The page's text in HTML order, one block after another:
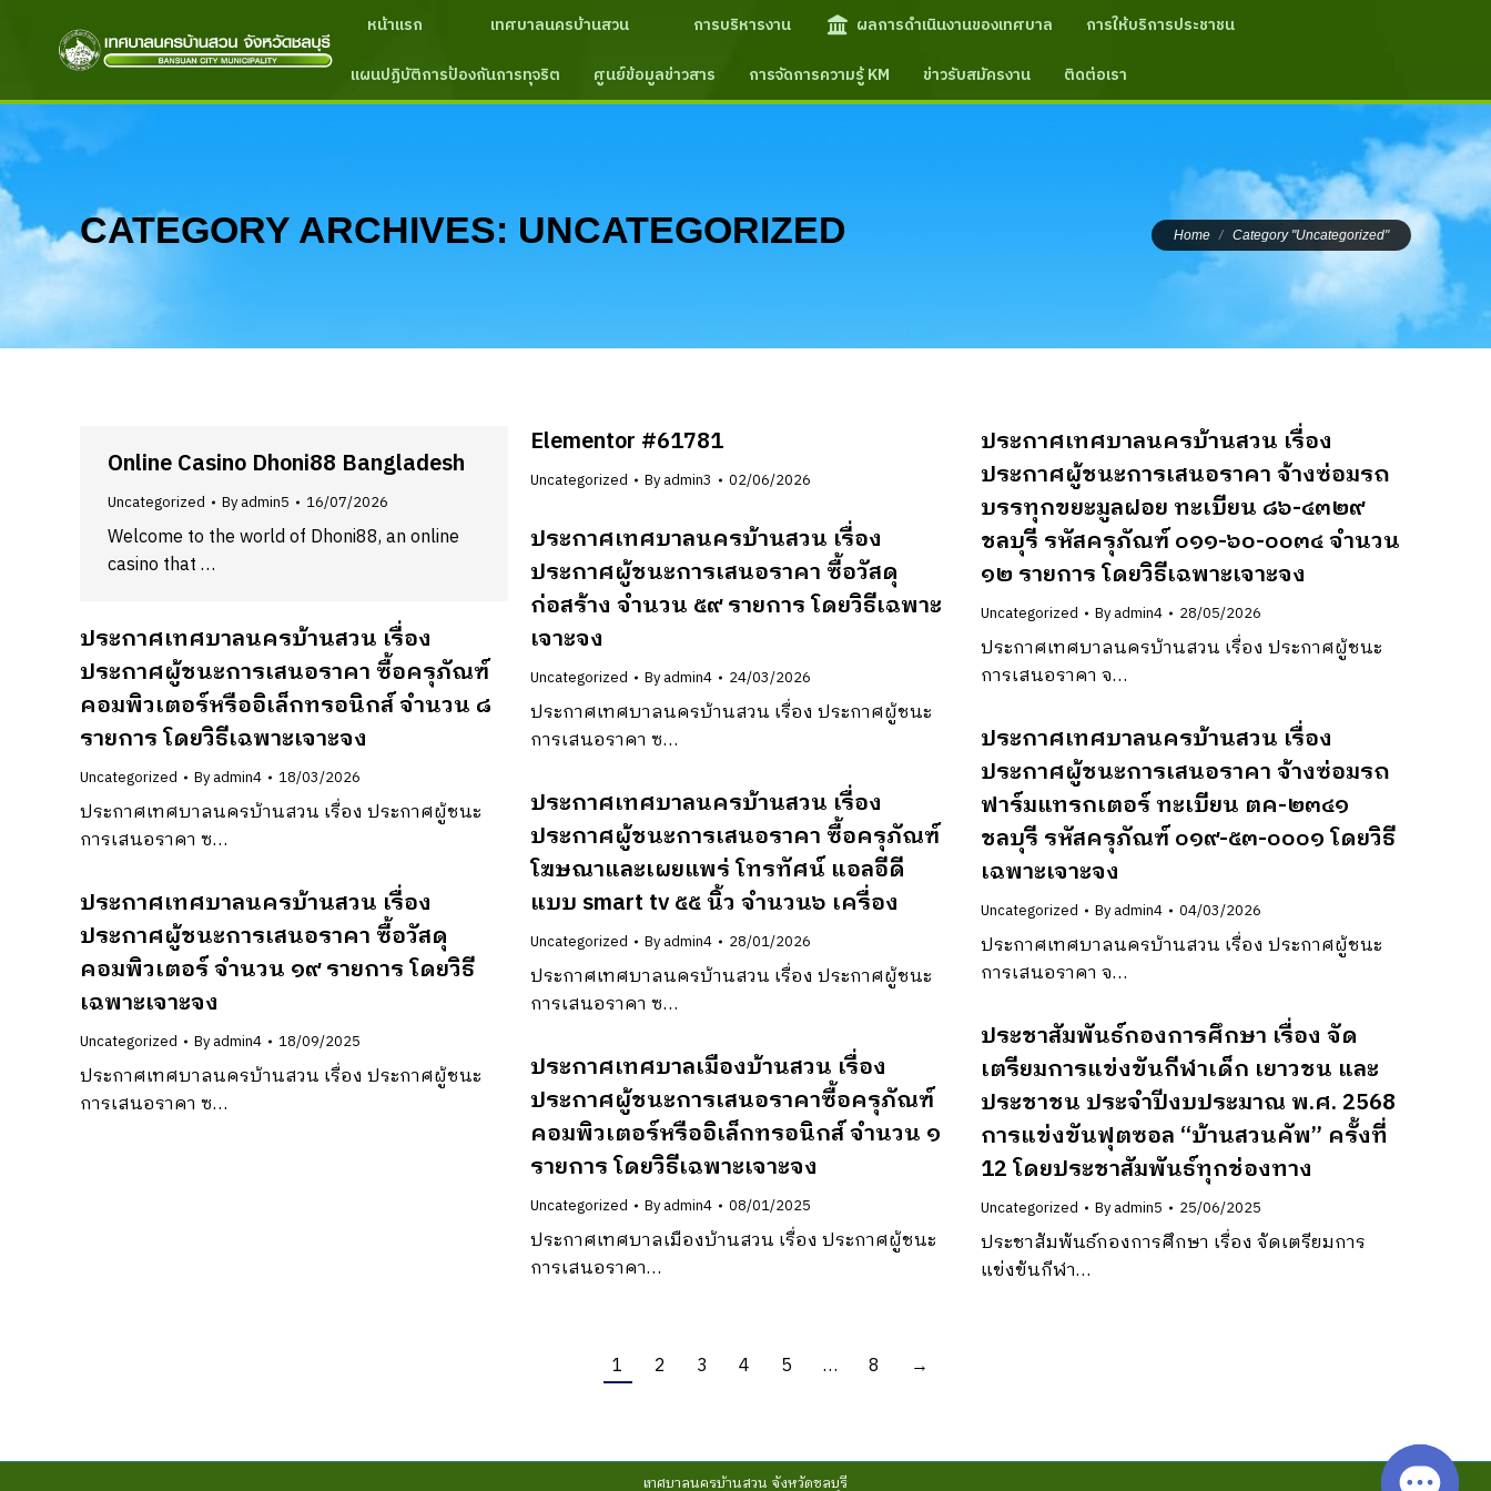
หน้าแรก เทศบาลนครบ้านสวน การบริหารงาน ผลการดำเนินงานของเทศบาล
การให้บริการประชาชน
แผนปฏิบัติการป้องกันการทุจริต
ศูนย์ข้อมูลข่าวสาร การจัดการความรู้ KM ข่าวรับสมัครงาน ติดต่อเรา
CATEGORY ARCHIVES: UNCATEGORIZED You are here:
Home Category "Uncategorized"
Online Casino Dhoni88 Bangladesh
Uncategorized Byadmin5 16/07/2026
Welcome to the world of Dhoni88, an online
casino that …
Elementor #61781
Uncategorized Byadmin3 02/06/2026
ประกาศเทศบาลนครบ้านสวน เรื่อง
ประกาศผู้ชนะการเสนอราคา จ้างซ่อมรถ
บรรทุกขยะมูลฝอย ทะเบียน ๘๖-๔๓๒๙
ชลบุรี รหัสครุภัณฑ์ ๐๑๑-๖๐-๐๐๓๔ จำนวน
๑๒ รายการ โดยวิธีเฉพาะเจาะจง
Uncategorized Byadmin4 28/05/2026
ประกาศเทศบาลนครบ้านสวน เรื่อง ประกาศผู้ชนะ
การเสนอราคา จ…
ประกาศเทศบาลนครบ้านสวน เรื่อง
ประกาศผู้ชนะการเสนอราคา ซื้อวัสดุ
ก่อสร้าง จำนวน ๕๙ รายการ โดยวิธีเฉพาะ
เจาะจง
Uncategorized Byadmin4 24/03/2026
ประกาศเทศบาลนครบ้านสวน เรื่อง ประกาศผู้ชนะ
การเสนอราคา ซ…
ประกาศเทศบาลนครบ้านสวน เรื่อง
ประกาศผู้ชนะการเสนอราคา ซื้อครุภัณฑ์
คอมพิวเตอร์หรืออิเล็กทรอนิกส์ จำนวน ๘
รายการ โดยวิธีเฉพาะเจาะจง
Uncategorized Byadmin4 18/03/2026
ประกาศเทศบาลนครบ้านสวน เรื่อง ประกาศผู้ชนะ
การเสนอราคา ซ…
ประกาศเทศบาลนครบ้านสวน เรื่อง
ประกาศผู้ชนะการเสนอราคา จ้างซ่อมรถ
ฟาร์มแทรกเตอร์ ทะเบียน ตค-๒๓๔๑
ชลบุรี รหัสครุภัณฑ์ ๐๑๙-๕๓-๐๐๐๑ โดยวิธี
เฉพาะเจาะจง
Uncategorized Byadmin4 04/03/2026
ประกาศเทศบาลนครบ้านสวน เรื่อง ประกาศผู้ชนะ
การเสนอราคา จ…
ประกาศเทศบาลนครบ้านสวน เรื่อง
ประกาศผู้ชนะการเสนอราคา ซื้อครุภัณฑ์
โฆษณาและเผยแพร่ โทรทัศน์ แอลอีดี
แบบ smart tv ๕๕ นิ้ว จำนวน๖ เครื่อง
Uncategorized Byadmin4 28/01/2026
ประกาศเทศบาลนครบ้านสวน เรื่อง ประกาศผู้ชนะ
การเสนอราคา ซ…
ประกาศเทศบาลนครบ้านสวน เรื่อง
ประกาศผู้ชนะการเสนอราคา ซื้อวัสดุ
คอมพิวเตอร์ จำนวน ๑๙ รายการ โดยวิธี
เฉพาะเจาะจง
Uncategorized Byadmin4 18/09/2025
ประกาศเทศบาลนครบ้านสวน เรื่อง ประกาศผู้ชนะ
การเสนอราคา ซ…
ประชาสัมพันธ์กองการศึกษา เรื่อง จัด
เตรียมการแข่งขันกีฬาเด็ก เยาวชน และ
ประชาชน ประจำปีงบประมาณ พ.ศ. 2568
การแข่งขันฟุตซอล “บ้านสวนคัพ” ครั้งที่
12 โดยประชาสัมพันธ์ทุกช่องทาง
Uncategorized Byadmin5 25/06/2025
ประชาสัมพันธ์กองการศึกษา เรื่อง จัดเตรียมการ
แข่งขันกีฬา…
ประกาศเทศบาลเมืองบ้านสวน เรื่อง
ประกาศผู้ชนะการเสนอราคาซื้อครุภัณฑ์
คอมพิวเตอร์หรืออิเล็กทรอนิกส์ จำนวน ๑
รายการ โดยวิธีเฉพาะเจาะจง
Uncategorized Byadmin4 08/01/2025
ประกาศเทศบาลเมืองบ้านสวน เรื่อง ประกาศผู้ชนะ
การเสนอราคา…
1 2 3 4 5 … 8 →
เทศบาลนครบ้านสวน จังหวัดชลบุรี